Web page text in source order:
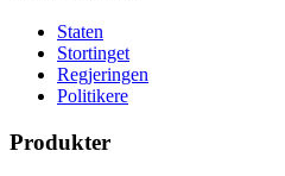
Staten
Stortinget
Regjeringen
Politikere
Produkter